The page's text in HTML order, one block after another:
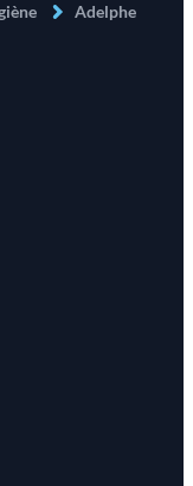
Adelphe